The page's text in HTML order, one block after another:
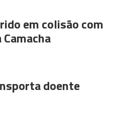
em colisão com
doente